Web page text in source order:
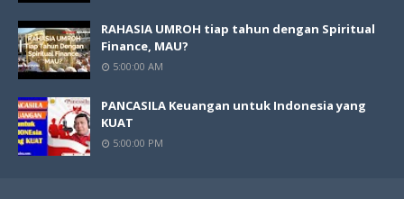
RAHASIA UMROH tiap tahun dengan Spiritual
Finance, MAU?
5:00:00 AM
PANCASILA Keuangan untuk Indonesia yang
KUAT
5:00:00 PM